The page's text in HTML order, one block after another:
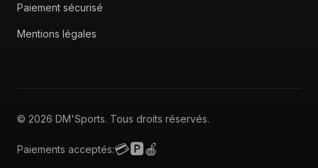
Paiement sécurisé
Mentions légales
© 2026 DM'Sports. Tous droits réservés.
Paiements acceptés:💳🅿️🍎